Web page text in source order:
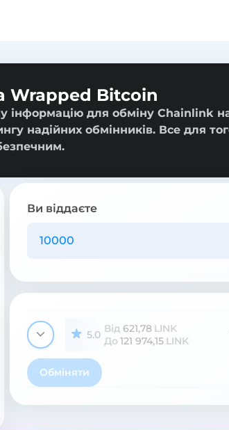
Wrapped Bitcoin
інформацію для обміну Chainlink
надійних обмінників. Все для
Ви віддаєте
5.0 Від 621,78 LINK
До 121 974,15 LINK
Обміняти